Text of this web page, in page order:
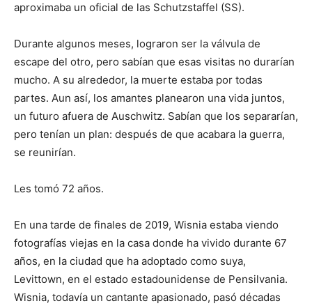
aproximaba un oficial de las Schutzstaffel (SS).
Durante algunos meses, lograron ser la válvula de
escape del otro, pero sabían que esas visitas no durarían
mucho. A su alrededor, la muerte estaba por todas
partes. Aun así, los amantes planearon una vida juntos,
un futuro afuera de Auschwitz. Sabían que los separarían,
pero tenían un plan: después de que acabara la guerra,
se reunirían.
Les tomó 72 años.
En una tarde de finales de 2019, Wisnia estaba viendo
fotografías viejas en la casa donde ha vivido durante 67
años, en la ciudad que ha adoptado como suya,
Levittown, en el estado estadounidense de Pensilvania.
Wisnia, todavía un cantante apasionado, pasó décadas